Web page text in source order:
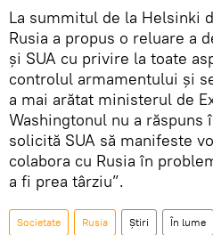
La summitul de la Helsinki
Rusia a propus o reluare a
şi SUA cu privire la toate
controlul armamentului și
a mai arătat ministerul de
Washingtonul nu a
solicită SUA să manifeste
colabora cu Rusia în
a fi prea târziu”.
Societate Rusia Știri În lume